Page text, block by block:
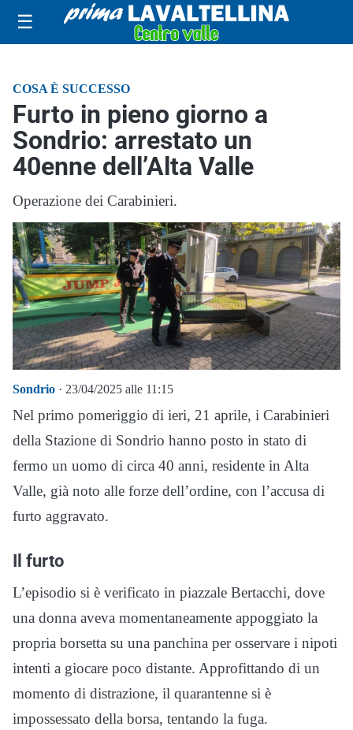
☰
COSA È SUCCESSO
Furto in pieno giorno a
Sondrio: arrestato un
40enne dell’Alta Valle
Operazione dei Carabinieri.
Sondrio · 23/04/2025 alle 11:15
Nel primo pomeriggio di ieri, 21 aprile, i Carabinieri
della Stazione di Sondrio hanno posto in stato di
fermo un uomo di circa 40 anni, residente in Alta
Valle, già noto alle forze dell’ordine, con l’accusa di
furto aggravato.
Il furto
L’episodio si è verificato in piazzale Bertacchi, dove
una donna aveva momentaneamente appoggiato la
propria borsetta su una panchina per osservare i nipoti
intenti a giocare poco distante. Approfittando di un
momento di distrazione, il quarantenne si è
impossessato della borsa, tentando la fuga.